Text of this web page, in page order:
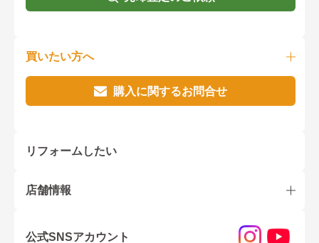
買いたい方へ
購入に関するお問合せ
リフォームしたい
店舗情報
公式SNSアカウント